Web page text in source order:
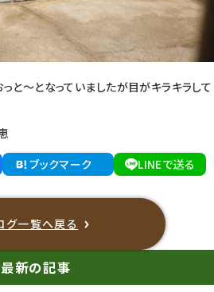
と～となっていましたが目がキラキラして
ブックマーク LINEで送る
グ一覧へ戻る
最新の記事